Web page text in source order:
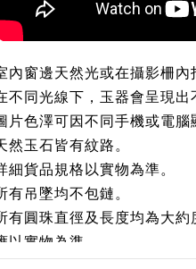
內窗邊天然光或在攝影柵內
不同光線下，玉器會呈現出
片色澤可因不同手機或電腦
然玉石皆有紋路。
細貨品規格以實物為準。
有吊墜均不包鏈。
有圓珠直徑及長度均為大
以實物為準